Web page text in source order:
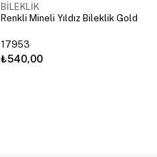
BİLEKLİK
Renkli Mineli Yıldız Bileklik Gold
17953
₺540,00